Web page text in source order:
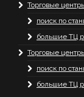
Торговые
поиск по
большие ТЦ
Торговые
поиск по
большие ТЦ